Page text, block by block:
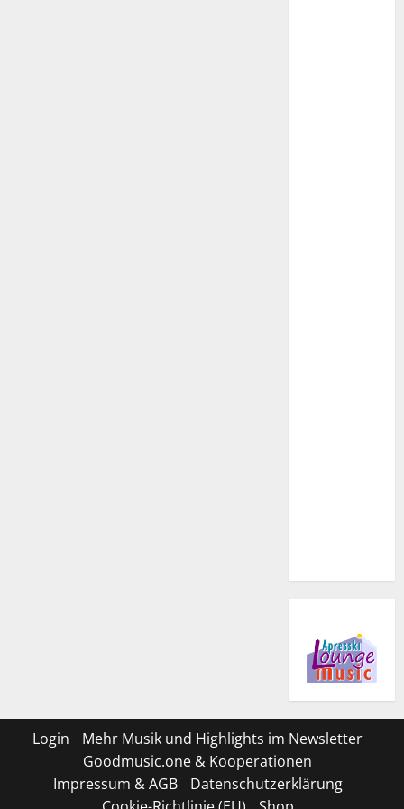
Login
Mehr Musik und Highlights im Newsletter
Goodmusic.one & Kooperationen
Impressum & AGB
Datenschutzerklärung